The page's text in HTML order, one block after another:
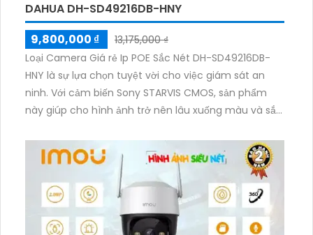
DAHUA DH-SD49216DB-HNY
9,800,000 ₫
13,175,000 ₫
Loại Camera Giá rẻ Ip POE Sắc Nét DH-SD49216DB-
HNY là sự lựa chọn tuyệt vời cho việc giám sát an
ninh. Với cảm biến Sony STARVIS CMOS, sản phẩm
này giúp cho hình ảnh trở nên lâu xuống màu và sắc
ban đêm với hồng ngoại 100m mang lại sự tin cậy
cho việc giám sát trong điều kiện ánh sáng yếu. Với
độ phân giải 2.0 MP, camera này đảm bảo cho bạn
những hình ảnh sắc nét và chi tiết. Đồng thời, tính
năng tiết kiệm dung lượng